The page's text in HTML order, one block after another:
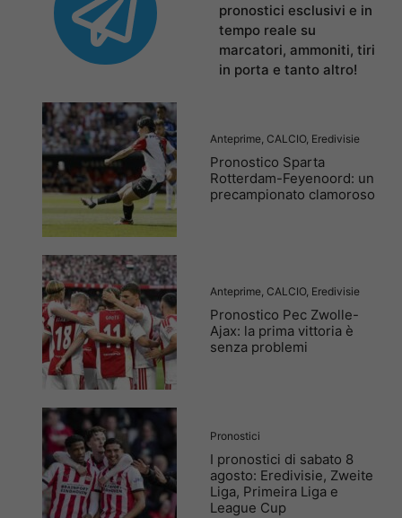
pronostici esclusivi e in
tempo reale su
marcatori, ammoniti, tiri
in porta e tanto altro!
Anteprime, CALCIO, Eredivisie
Pronostico Sparta
Rotterdam-Feyenoord: un
precampionato clamoroso
Anteprime, CALCIO, Eredivisie
Pronostico Pec Zwolle-
Ajax: la prima vittoria è
senza problemi
Pronostici
I pronostici di sabato 8
agosto: Eredivisie, Zweite
Liga, Primeira Liga e
League Cup